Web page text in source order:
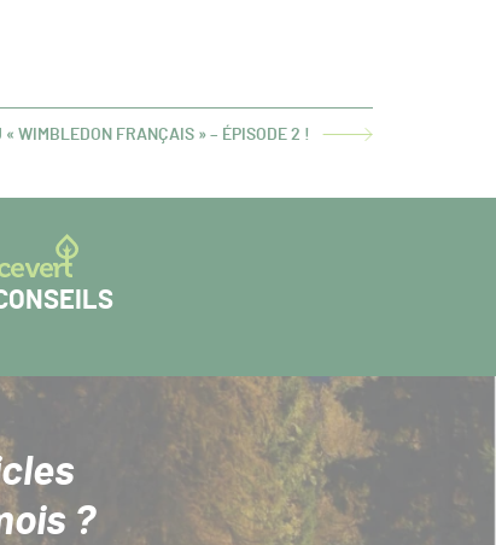
« WIMBLEDON FRANÇAIS » – ÉPISODE 2 !
?